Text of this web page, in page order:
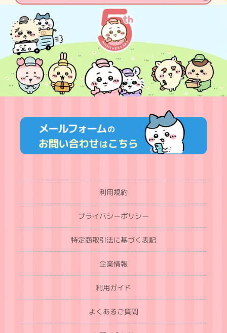
利用規約
プライバシーポリシー
特定商取引法に基づく表記
企業情報
利用ガイド
よくあるご質問